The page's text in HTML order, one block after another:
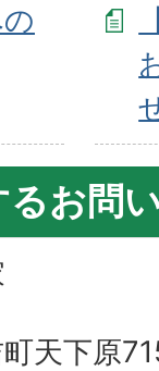
お問
天下原